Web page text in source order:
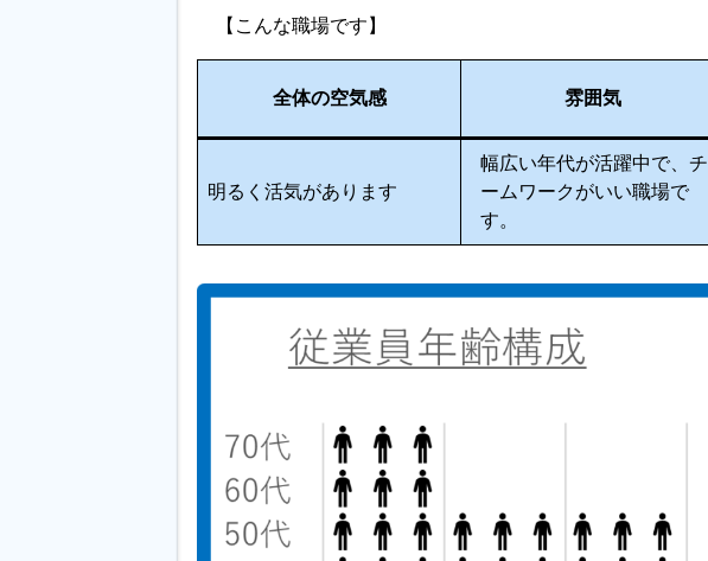
【こんな職場です】
全体の空気感 雰囲気
明るく活気があります
幅広い年代が活躍中で、チ
ームワークがいい職場で
す。